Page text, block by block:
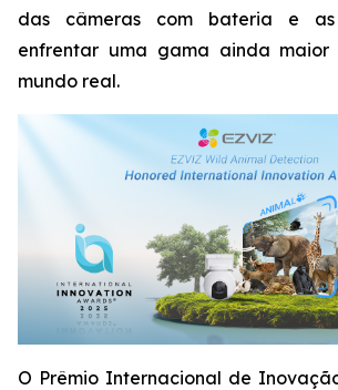
das câmeras com bateria e
enfrentar uma gama ainda
mundo real.
O Prêmio Internacional de